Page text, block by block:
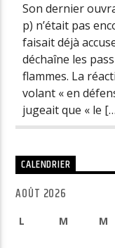
Son dernier
p) n’était pas
faisait déjà
déchaîne les
flammes. La
volant « en
jugeait que « le
CALENDRIER
AOÛT 2026
L M M